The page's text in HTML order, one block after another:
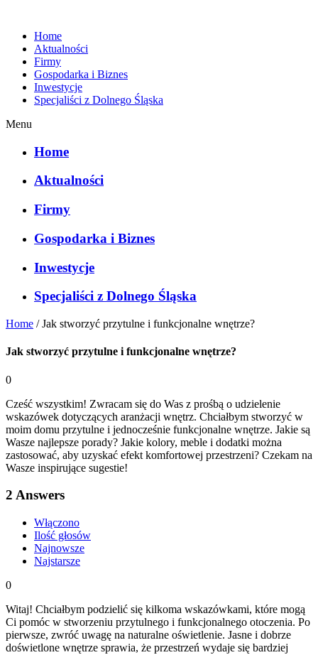
Home
Aktualności
Firmy
Gospodarka i Biznes
Inwestycje
Specjaliści z Dolnego Śląska
Menu
Home
Aktualności
Firmy
Gospodarka i Biznes
Inwestycje
Specjaliści z Dolnego Śląska
Home /Jak stworzyć przytulne i funkcjonalne wnętrze?
Jak stworzyć przytulne i funkcjonalne wnętrze?
0
Cześć wszystkim! Zwracam się do Was z prośbą o udzielenie
wskazówek dotyczących aranżacji wnętrz. Chciałbym stworzyć w
moim domu przytulne i jednocześnie funkcjonalne wnętrze. Jakie są
Wasze najlepsze porady? Jakie kolory, meble i dodatki można
zastosować, aby uzyskać efekt komfortowej przestrzeni? Czekam na
Wasze inspirujące sugestie!
2 Answers
Włączono
Ilość głosów
Najnowsze
Najstarsze
0
Witaj! Chciałbym podzielić się kilkoma wskazówkami, które mogą
Ci pomóc w stworzeniu przytulnego i funkcjonalnego otoczenia. Po
pierwsze, zwróć uwagę na naturalne oświetlenie. Jasne i dobrze
doświetlone wnętrze sprawia, że przestrzeń wydaje się bardziej